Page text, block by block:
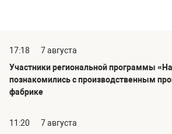
17:18
7 августа
Участники региональной программы
познакомились с производственным
фабрике
11:20
7 августа